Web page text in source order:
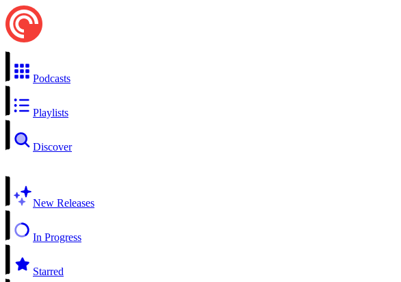
Podcasts
Playlists
Discover
New Releases
In Progress
Starred